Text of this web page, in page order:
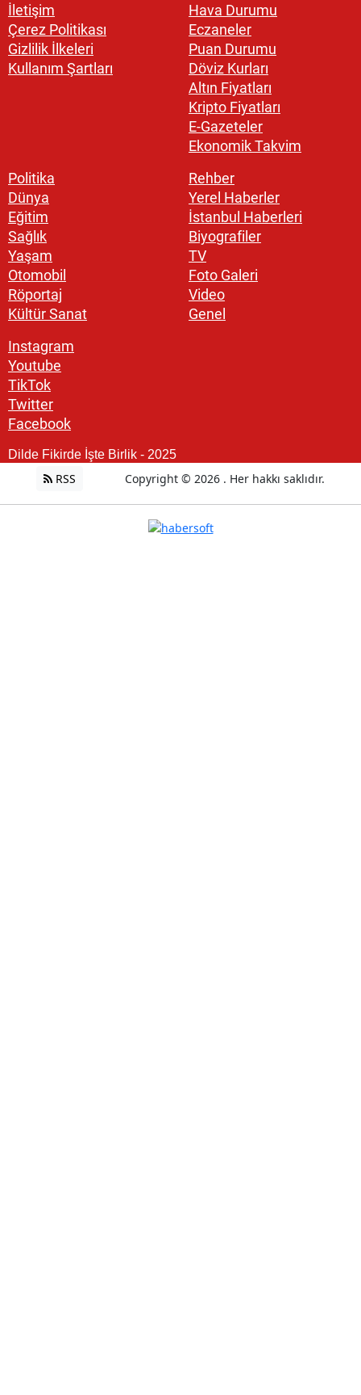
İletişim
Çerez Politikası
Gizlilik İlkeleri
Kullanım Şartları
Hava Durumu
Eczaneler
Puan Durumu
Döviz Kurları
Altın Fiyatları
Kripto Fiyatları
E-Gazeteler
Ekonomik Takvim
Politika
Dünya
Eğitim
Sağlık
Yaşam
Otomobil
Röportaj
Kültür Sanat
Rehber
Yerel Haberler
İstanbul Haberleri
Biyografiler
TV
Foto Galeri
Video
Genel
Instagram
Youtube
TikTok
Twitter
Facebook
Dilde Fikirde İşte Birlik - 2025
RSS Copyright © 2026 . Her hakkı saklıdır.